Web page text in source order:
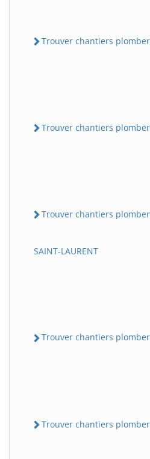
Trouver chantiers
Trouver chantiers
Trouver chantiers
SAINT-LAURENT
Trouver chantiers
Trouver chantiers